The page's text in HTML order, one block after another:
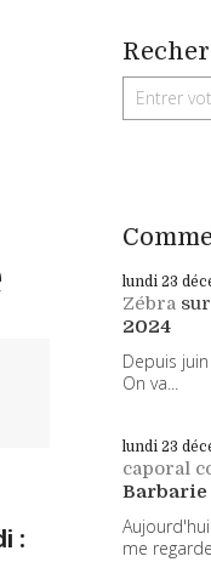
:
lundi 23
Zébra sur
2024
Depuis
On va...
lundi 23
caporal
Barbarie
me